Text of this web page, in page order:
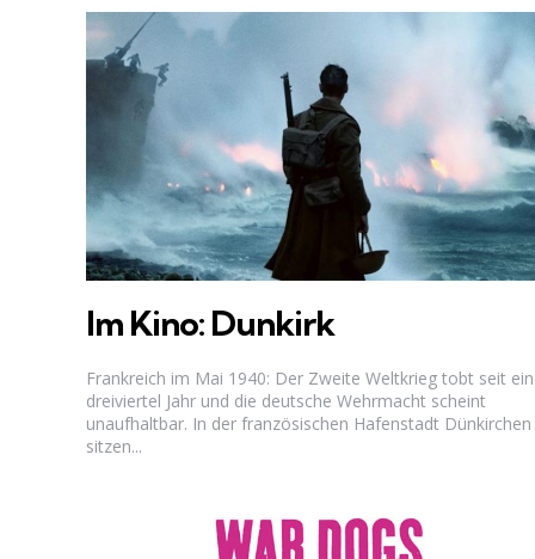
Im Kino: Dunkirk
Frankreich im Mai 1940: Der Zweite Weltkrieg tobt seit
dreiviertel Jahr und die deutsche Wehrmacht scheint
unaufhaltbar. In der französischen Hafenstadt Dünkirchen
sitzen...